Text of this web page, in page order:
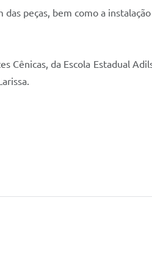
peças, bem como a
Cênicas, da Escola Estadual